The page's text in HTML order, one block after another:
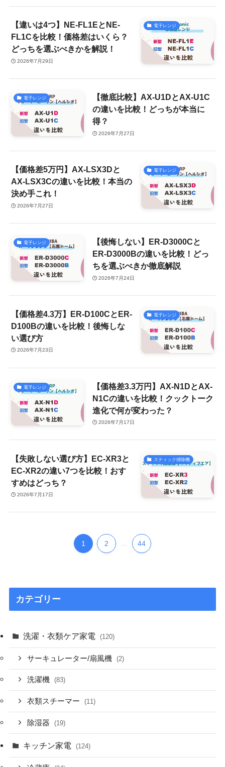
電子レンジ
【違いは4つ】NE-FL1EとNE-
FL1Cを比較！価格差はいくら？
どっちを選ぶべきかを解説！
2026年7月29日
電子レンジ
【徹底比較】AX-U1DとAX-U1C
の違いを比較！どっちが本当に
得？
2026年7月27日
電子レンジ
【価格差5万円】AX-LSX3Dと
AX-LSX3Cの違いを比較！本当の
決め手これ！
2026年7月27日
電子レンジ
【後悔しない】ER-D3000Cと
ER-D3000Bの違いを比較！どっ
ちを選ぶべきか徹底解説
2026年7月24日
電子レンジ
【価格差4.3万】ER-D100CとER-
D100Bの違いを比較！後悔しな
い選び方
2026年7月23日
電子レンジ
【価格差3.3万円】AX-N1DとAX-
N1Cの違いを比較！クックトーク
進化で何が変わった？
2026年7月17日
スティック掃除機
【失敗しない選び方】EC-XR3と
EC-XR2の違い7つを比較！おす
すめはどっち？
2026年7月17日
1 2 ... 44
カテゴリー
洗濯・衣類ケア家電 (120)
サーキュレーター/扇風機 (2)
洗濯機 (83)
衣類スチーマー (11)
除湿器 (19)
キッチン家電 (124)